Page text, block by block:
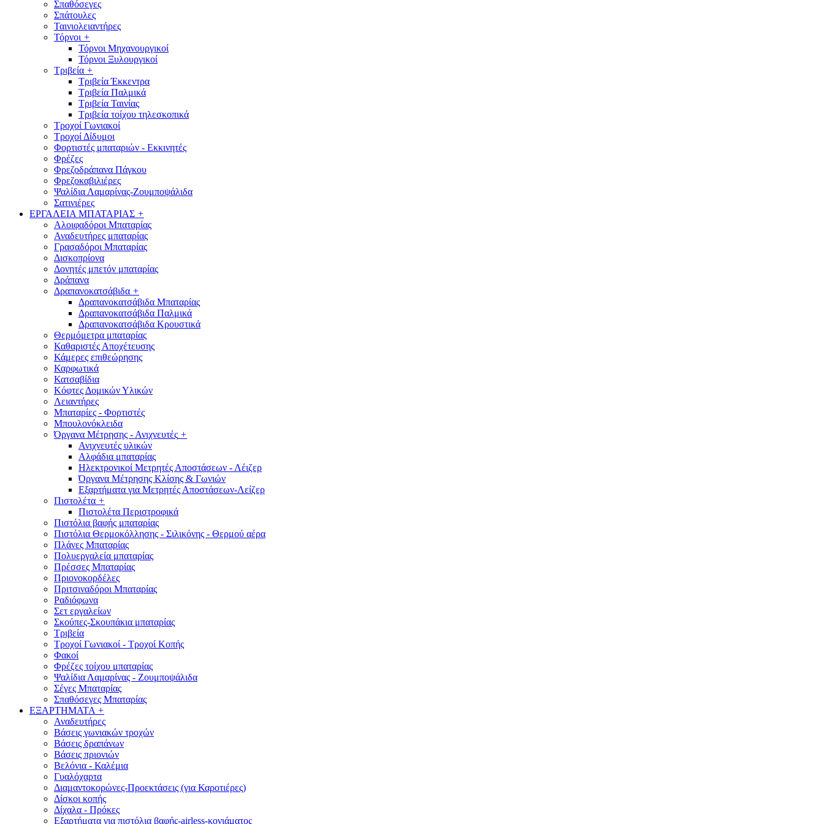
Σπαθόσεγες
Σπάτουλες
Ταινιολειαντήρες
Τόρνοι +
Τόρνοι Μηχανουργικοί
Τόρνοι Ξυλουργικοί
Τριβεία +
Τριβεία Έκκεντρα
Τριβεία Παλμικά
Τριβεία Ταινίας
Τριβεία τοίχου τηλεσκοπικά
Τροχοί Γωνιακοί
Τροχοί Δίδυμοι
Φορτιστές μπαταριών - Εκκινητές
Φρέζες
Φρεζοδράπανα Πάγκου
Φρεζοκαβιλιέρες
Ψαλίδια Λαμαρίνας-Ζουμποψάλιδα
Σατινιέρες
ΕΡΓΑΛΕΙΑ ΜΠΑΤΑΡΙΑΣ +
Αλοιφαδόροι Μπαταρίας
Αναδευτήρες μπαταρίας
Γρασαδόροι Μπαταρίας
Δισκοπρίονα
Δονητές μπετόν μπαταρίας
Δράπανα
Δραπανοκατσάβιδα +
Δραπανοκατσάβιδα Μπαταρίας
Δραπανοκατσάβιδα Παλμικά
Δραπανοκατσάβιδα Κρουστικά
Θερμόμετρα μπαταρίας
Καθαριστές Αποχέτευσης
Κάμερες επιθεώρησης
Καρφωτικά
Κατσαβίδια
Κόφτες Δομικών Υλικών
Λειαντήρες
Μπαταρίες - Φορτιστές
Μπουλονόκλειδα
Όργανα Μέτρησης - Ανιχνευτές +
Ανιχνευτές υλικών
Αλφάδια μπαταρίας
Ηλεκτρονικοί Μετρητές Αποστάσεων - Λέιζερ
Όργανα Μέτρησης Κλίσης & Γωνιών
Εξαρτήματα για Μετρητές Αποστάσεων-Λείζερ
Πιστολέτα +
Πιστολέτα Περιστροφικά
Πιστόλια βαφής μπαταρίας
Πιστόλια Θερμοκόλλησης - Σιλικόνης - Θερμού αέρα
Πλάνες Μπαταρίας
Πολυεργαλεία μπαταρίας
Πρέσσες Μπαταρίας
Πριονοκορδέλες
Πριτσιναδόροι Μπαταρίας
Ραδιόφωνα
Σετ εργαλείων
Σκούπες-Σκουπάκια μπαταρίας
Τριβεία
Τροχοί Γωνιακοί - Τροχοί Κοπής
Φακοί
Φρέζες τοίχου μπαταρίας
Ψαλίδια Λαμαρίνας - Ζουμποψάλιδα
Σέγες Μπαταρίας
Σπαθόσεγες Μπαταρίας
ΕΞΑΡΤΗΜΑΤΑ +
Αναδευτήρες
Βάσεις γωνιακών τροχών
Βάσεις δραπάνων
Βάσεις πριονιών
Βελόνια - Καλέμια
Γυαλόχαρτα
Διαμαντοκορώνες-Προεκτάσεις (για Καροτιέρες)
Δίσκοι κοπής
Δίχαλα - Πρόκες
Εξαρτήματα για πιστόλια βαφής-airless-κονιάματος